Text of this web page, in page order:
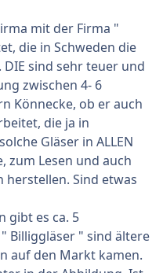
mit der Firma "
die in Schweden die
sind sehr teuer und
zwischen 4- 6
Könnecke, ob er auch
die ja in
Gläser in ALLEN
zum Lesen und auch
Sind etwas
gibt es ca. 5
Billiggläser " sind ältere
auf den Markt kamen.